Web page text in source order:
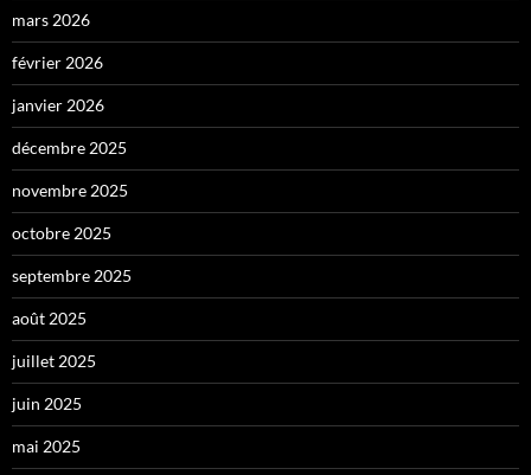
mars 2026
février 2026
janvier 2026
décembre 2025
novembre 2025
octobre 2025
septembre 2025
août 2025
juillet 2025
juin 2025
mai 2025